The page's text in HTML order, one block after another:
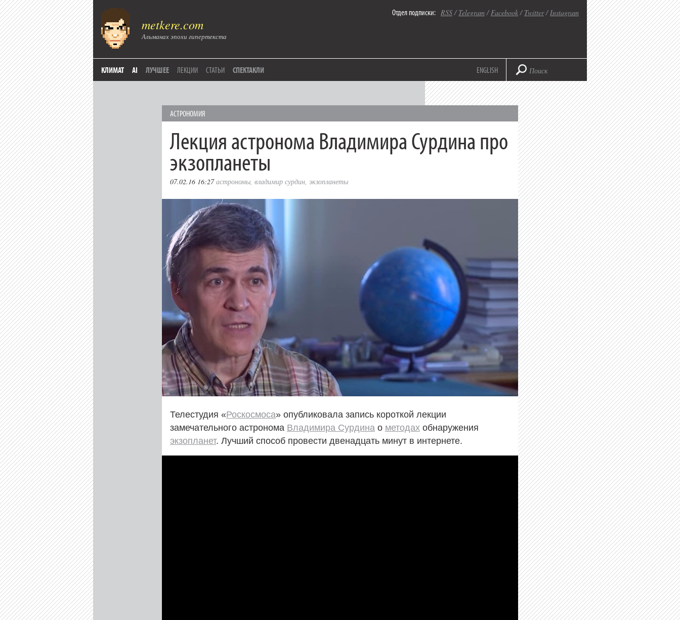
metkere.com
Альманах эпохи гипертекста
Отдел подписки: RSS/ Telegram/Facebook/ Twitter/Instagram
КЛИМАТ AI ЛУЧШЕЕ ЛЕКЦИИ СТАТЬИ СПЕКТАКЛИ ENGLISH
АСТРОНОМИЯ
Лекция астронома Владимира Сурдина про
экзопланеты
07.02.16 16:27 астрономы, владимир сурдин, экзопланеты
Телестудия «Роскосмоса» опубликовала запись короткой лекции
замечательного астронома Владимира Сурдина о методах обнаружения
экзопланет. Лучший способ провести двенадцать минут в интернете.